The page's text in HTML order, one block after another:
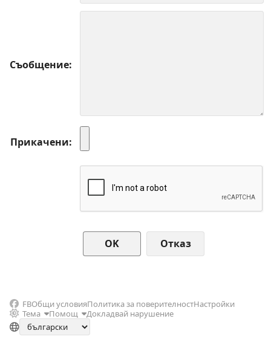
Съобщение
Прикачени
Отказ
FBОбщи условияПолитика за поверителностНастройки
Тема
Помощ Докладвай нарушение